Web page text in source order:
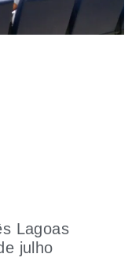
Lagoas
julho